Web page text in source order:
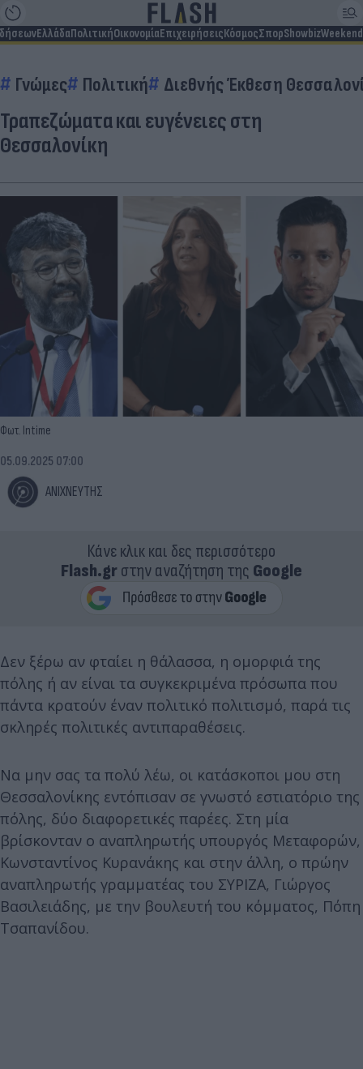
ΕλλάδαΠολιτικήΟικονομίαΕπιχειρήσειςΚόσμοςΣπορShowbizWeekend
Γνώμες Πολιτική Διεθνής Έκθεση
Τραπεζώματα και ευγένειες στη
Θεσσαλονίκη
Φωτ. Intime
ΑΝΙΧΝΕΥΤΗΣ
05.09.2025 07:00
Κάνε κλικ και δες περισσότερο
Flash.grστην αναζήτηση της Google
Δεν ξέρω αν φταίει η θάλασσα, η ομορφιά της
πόλης ή αν είναι τα συγκεκριμένα πρόσωπα που
πάντα κρατούν έναν πολιτικό πολιτισμό, παρά τις
σκληρές πολιτικές αντιπαραθέσεις.
Να μην σας τα πολύ λέω, οι κατάσκοποι μου στη
Θεσσαλονίκης εντόπισαν σε γνωστό εστιατόριο της
πόλης, δύο διαφορετικές παρέες. Στη μία
βρίσκονταν ο αναπληρωτής υπουργός Μεταφορών,
Κωνσταντίνος Κυρανάκης και στην άλλη, ο πρώην
αναπληρωτής γραμματέας του ΣΥΡΙΖΑ, Γιώργος
Βασιλειάδης, με την βουλευτή του κόμματος, Πόπη
Τσαπανίδου.